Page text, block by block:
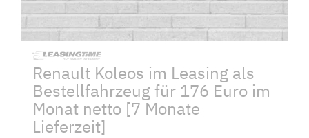
Renault Koleos im Leasing als
Bestellfahrzeug für 176 Euro im
Monat netto [7 Monate
Lieferzeit]